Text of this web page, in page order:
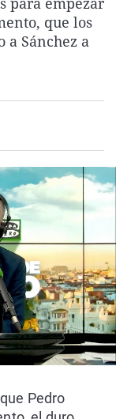
rosa de los vientos
viajera
que los
a Sánchez a
Pedro